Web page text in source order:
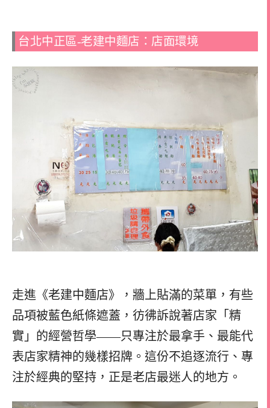
台北中正區-老建中麵店：店面環境
走進《老建中麵店》，牆上貼滿的菜單，有些
品項被藍色紙條遮蓋，彷彿訴說著店家「精
實」的經營哲學——只專注於最拿手、最能代
表店家精神的幾樣招牌。這份不追逐流行、專
注於經典的堅持，正是老店最迷人的地方。